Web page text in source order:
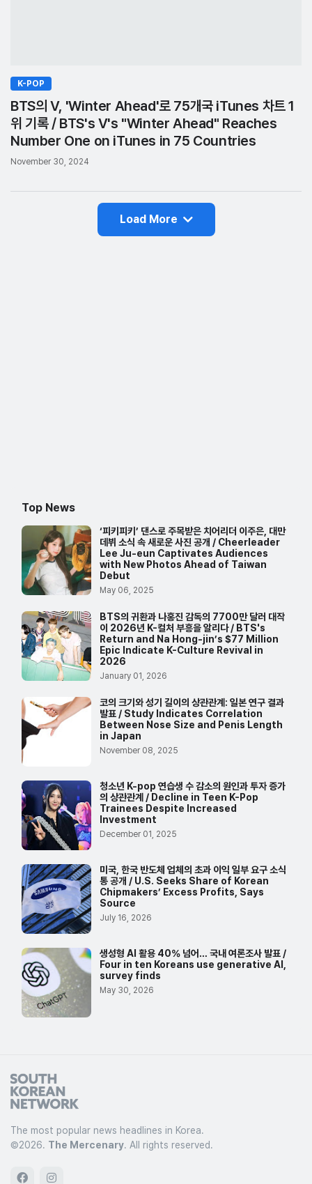
K-POP
BTS의 V, 'Winter Ahead'로 75개국 iTunes 차트 1
위 기록 / BTS's V's "Winter Ahead" Reaches
Number One on iTunes in 75 Countries
November 30, 2024
Load More
Top News
‘피키피키’ 댄스로 주목받은 치어리더 이주은, 대만
데뷔 소식 속 새로운 사진 공개 / Cheerleader
Lee Ju-eun Captivates Audiences
with New Photos Ahead of Taiwan
Debut
May 06, 2025
BTS의 귀환과 나홍진 감독의 7700만 달러 대작
이 2026년 K-컬처 부흥을 알리다 / BTS's
Return and Na Hong-jin’s $77 Million
Epic Indicate K-Culture Revival in
2026
January 01, 2026
코의 크기와 성기 길이의 상관관계: 일본 연구 결과
발표 / Study Indicates Correlation
Between Nose Size and Penis Length
in Japan
November 08, 2025
청소년 K-pop 연습생 수 감소의 원인과 투자 증가
의 상관관계 / Decline in Teen K-Pop
Trainees Despite Increased
Investment
December 01, 2025
미국, 한국 반도체 업체의 초과 이익 일부 요구 소식
통 공개 / U.S. Seeks Share of Korean
Chipmakers’ Excess Profits, Says
Source
July 16, 2026
생성형 AI 활용 40% 넘어… 국내 여론조사 발표 /
Four in ten Koreans use generative AI,
survey finds
May 30, 2026
The most popular news headlines in Korea.
©2026. The Mercenary. All rights reserved.